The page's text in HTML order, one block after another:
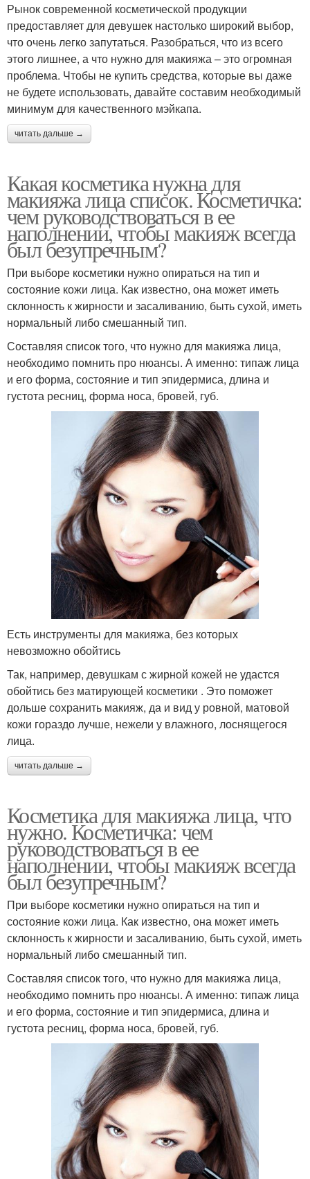
Рынок современной косметической продукции
предоставляет для девушек настолько широкий выбор,
что очень легко запутаться. Разобраться, что из всего
этого лишнее, а что нужно для макияжа – это огромная
проблема. Чтобы не купить средства, которые вы даже
не будете использовать, давайте составим необходимый
минимум для качественного мэйкапа.
читать дальше →
Какая косметика нужна для
макияжа лица список. Косметичка:
чем руководствоваться в ее
наполнении, чтобы макияж всегда
был безупречным?
При выборе косметики нужно опираться на тип и
состояние кожи лица. Как известно, она может иметь
склонность к жирности и засаливанию, быть сухой, иметь
нормальный либо смешанный тип.
Составляя список того, что нужно для макияжа лица,
необходимо помнить про нюансы. А именно: типаж лица
и его форма, состояние и тип эпидермиса, длина и
густота ресниц, форма носа, бровей, губ.
Есть инструменты для макияжа, без которых
невозможно обойтись
Так, например, девушкам с жирной кожей не удастся
обойтись без матирующей косметики . Это поможет
дольше сохранить макияж, да и вид у ровной, матовой
кожи гораздо лучше, нежели у влажного, лоснящегося
лица.
читать дальше →
Косметика для макияжа лица, что
нужно. Косметичка: чем
руководствоваться в ее
наполнении, чтобы макияж всегда
был безупречным?
При выборе косметики нужно опираться на тип и
состояние кожи лица. Как известно, она может иметь
склонность к жирности и засаливанию, быть сухой, иметь
нормальный либо смешанный тип.
Составляя список того, что нужно для макияжа лица,
необходимо помнить про нюансы. А именно: типаж лица
и его форма, состояние и тип эпидермиса, длина и
густота ресниц, форма носа, бровей, губ.